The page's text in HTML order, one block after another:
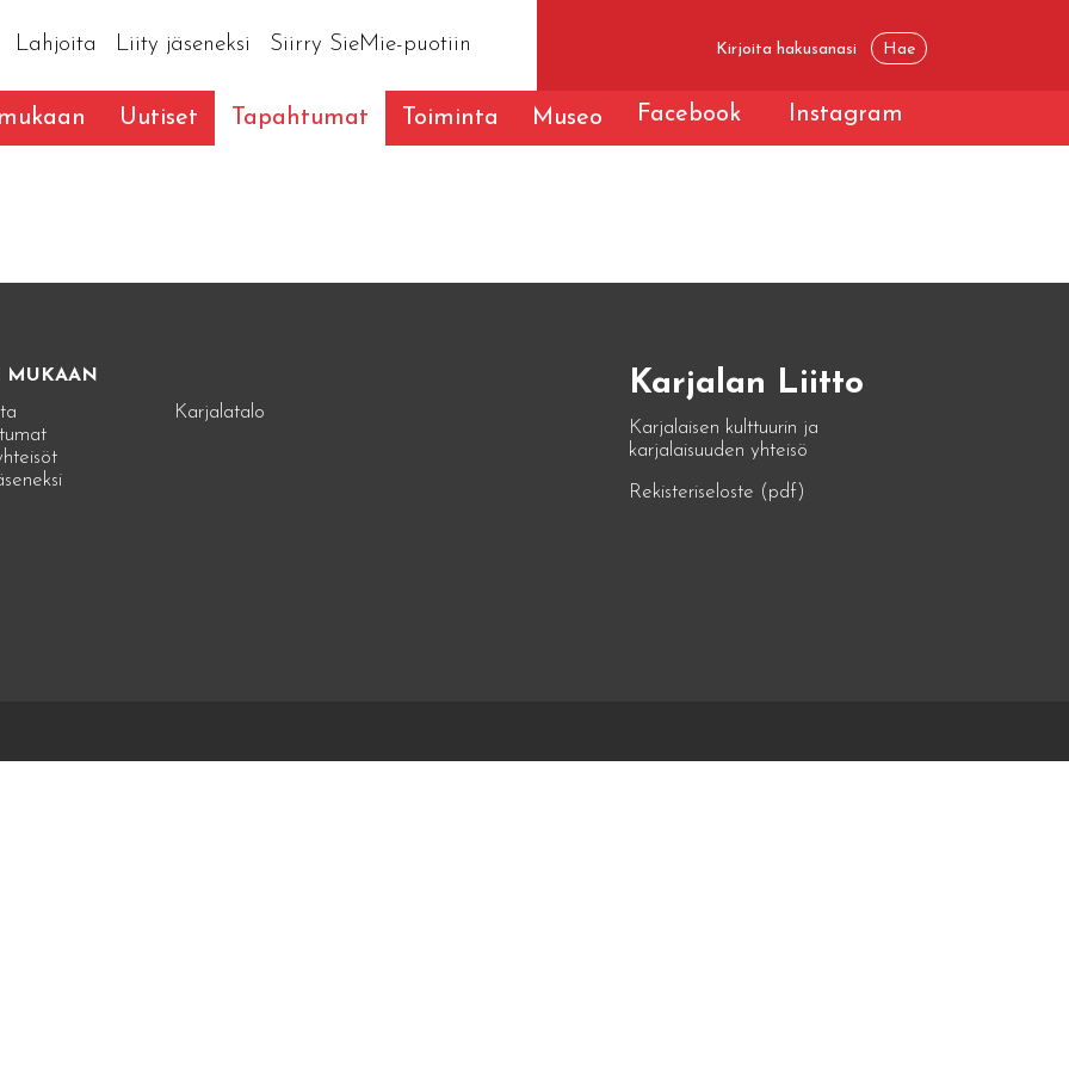
Lahjoita Liity jäseneksi Siirry SieMie-puotiin
Uutiset Tapahtumat Toiminta Museo Facebook Instagram
MUKAAN
Karjalatalo
Karjalan Liitto
Karjalaisen kulttuurin ja
karjalaisuuden yhteisö
Rekisteriseloste (pdf)